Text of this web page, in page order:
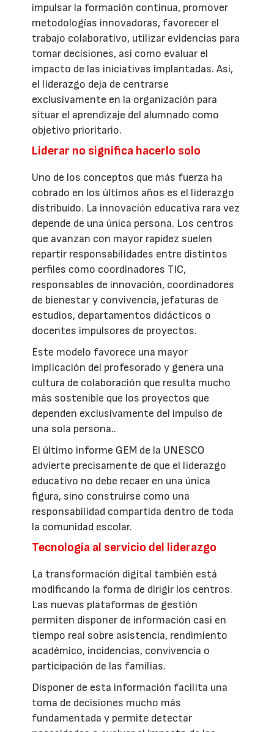
impulsar la formación continua, promover
metodologías innovadoras, favorecer el
trabajo colaborativo, utilizar evidencias para
tomar decisiones, así como evaluar el
impacto de las iniciativas implantadas. Así,
el liderazgo deja de centrarse
exclusivamente en la organización para
situar el aprendizaje del alumnado como
objetivo prioritario.
Liderar no significa hacerlo solo
Uno de los conceptos que más fuerza ha
cobrado en los últimos años es el liderazgo
distribuido. La innovación educativa rara vez
depende de una única persona. Los centros
que avanzan con mayor rapidez suelen
repartir responsabilidades entre distintos
perfiles como coordinadores TIC,
responsables de innovación, coordinadores
de bienestar y convivencia, jefaturas de
estudios, departamentos didácticos o
docentes impulsores de proyectos.
Este modelo favorece una mayor
implicación del profesorado y genera una
cultura de colaboración que resulta mucho
más sostenible que los proyectos que
dependen exclusivamente del impulso de
una sola persona..
El último informe GEM de la UNESCO
advierte precisamente de que el liderazgo
educativo no debe recaer en una única
figura, sino construirse como una
responsabilidad compartida dentro de toda
la comunidad escolar.
Tecnología al servicio del liderazgo
La transformación digital también está
modificando la forma de dirigir los centros.
Las nuevas plataformas de gestión
permiten disponer de información casi en
tiempo real sobre asistencia, rendimiento
académico, incidencias, convivencia o
participación de las familias.
Disponer de esta información facilita una
toma de decisiones mucho más
fundamentada y permite detectar